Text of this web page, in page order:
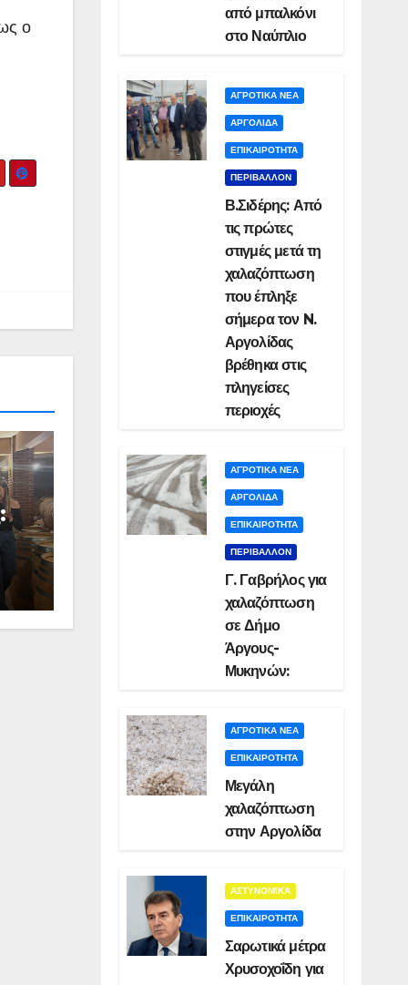
ο
από μπαλκόνι
στο Ναύπλιο
ΑΓΡΟΤΙΚΑ ΝΕΑ
ΑΡΓΟΛΙΔΑ
ΕΠΙΚΑΙΡΟΤΗΤΑ
ΠΕΡΙΒΑΛΛΟΝ
Β.Σιδέρης: Από
τις πρώτες
στιγμές μετά τη
χαλαζόπτωση
που έπληξε
σήμερα τον N.
Αργολίδας
βρέθηκα στις
πληγείσες
περιοχές
ΑΓΡΟΤΙΚΑ ΝΕΑ
ΑΡΓΟΛΙΔΑ
ΕΠΙΚΑΙΡΟΤΗΤΑ
ΠΕΡΙΒΑΛΛΟΝ
Γ. Γαβρήλος για
χαλαζόπτωση
σε Δήμο
Άργους-
Μυκηνών:
ΑΓΡΟΤΙΚΑ ΝΕΑ
ΕΠΙΚΑΙΡΟΤΗΤΑ
Μεγάλη
χαλαζόπτωση
στην Αργολίδα
ΑΣΤΥΝΟΜΙΚΑ
ΕΠΙΚΑΙΡΟΤΗΤΑ
Σαρωτικά μέτρα
Χρυσοχοΐδη για